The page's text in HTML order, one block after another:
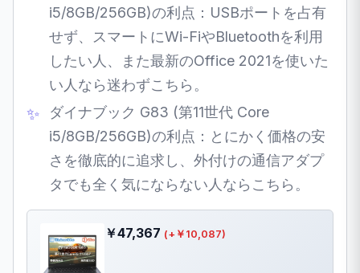
i5/8GB/256GB)の利点：USBポートを占有
せず、スマートにWi-FiやBluetoothを利用
したい人、また最新のOffice 2021を使いた
い人なら迷わずこちら。
ダイナブック G83 (第11世代 Core
i5/8GB/256GB)の利点：とにかく価格の安
さを徹底的に追求し、外付けの通信アダプ
タでも全く気にならない人ならこちら。
￥47,367 (+￥10,087)